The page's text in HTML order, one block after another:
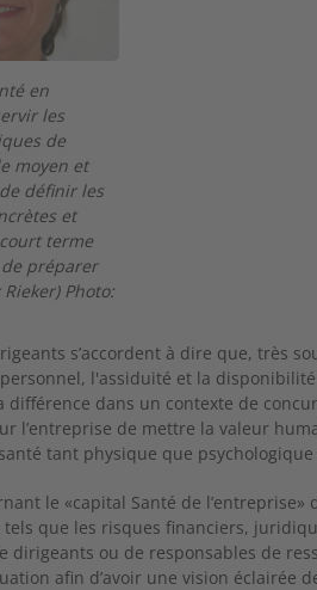
en
les
de
moyen et
définir les
et
terme
préparer
Photo:
s’accordent à dire que, très
l'assiduité et la
différence dans un contexte de
l’entreprise de mettre la valeur
tant physique que
le «capital Santé de
tels que les risques financiers,
dirigeants ou de responsables de
afin d’avoir une vision éclairée